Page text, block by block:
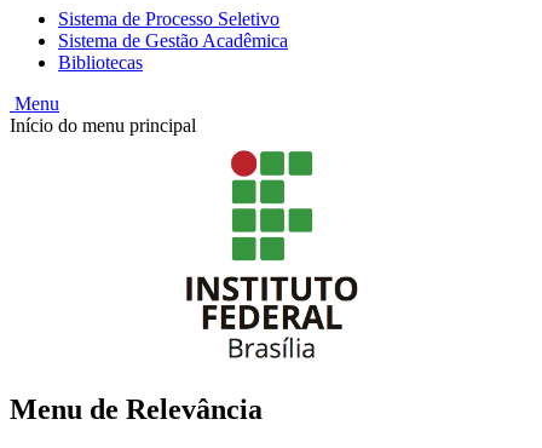
Sistema de Processo Seletivo
Sistema de Gestão Acadêmica
Bibliotecas
Menu
Início do menu principal
Menu de Relevância